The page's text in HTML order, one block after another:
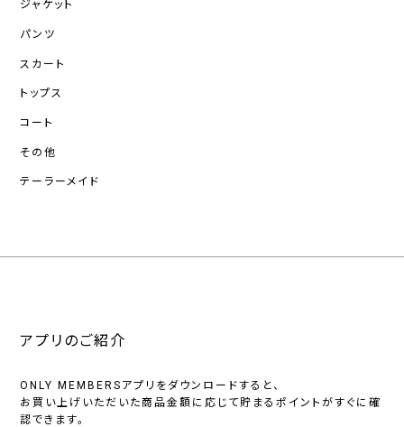
ジャケット
パンツ
スカート
トップス
コート
その他
テーラーメイド
アプリのご紹介
ONLY MEMBERSアプリをダウンロードすると、
お買い上げいただいた商品金額に応じて貯まるポイントがすぐに確
認できます。